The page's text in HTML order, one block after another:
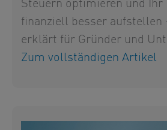
Steuern optimieren und Ihr
finanziell besser aufstellen
erklärt für Gründer und
Zum vollständigen Artikel